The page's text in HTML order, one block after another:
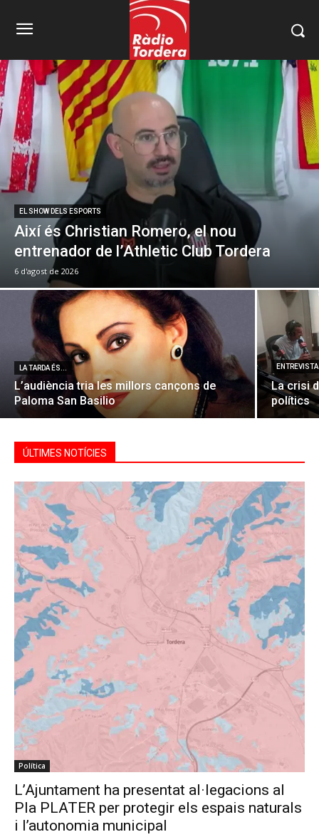
EL SHOW DELS ESPORTS
Així és Christian Romero, el nou
entrenador de l’Athletic Club Tordera
6 d'agost de 2026
LA TARDA ÉS...
L’audiència tria les millors cançons de
Paloma San Basilio
La crisi
polítics
ÚLTIMES NOTÍCIES
Política
L’Ajuntament ha presentat al·legacions al
Pla PLATER per protegir els espais naturals
i l’autonomia municipal